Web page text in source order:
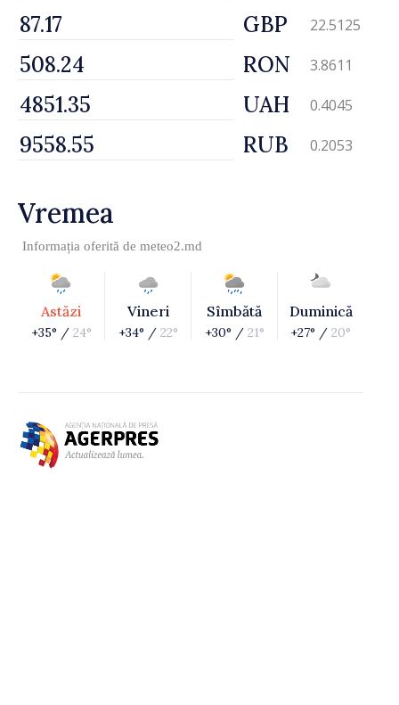
GBP 22.5125
RON 3.8611
UAH 0.4045
RUB 0.2053
Vremea
Informația oferită de meteo2.md
Astăzi
+35° / 24°
Vineri
+34° / 22°
Sîmbătă
+30° / 21°
Duminică
+27° / 20°